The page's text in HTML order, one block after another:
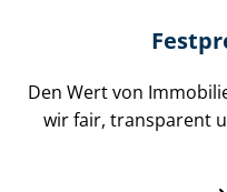
Den Wert von
wir fair, transparent